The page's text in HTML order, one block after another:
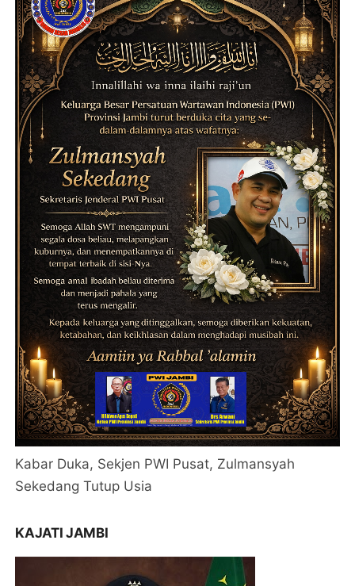
Kabar Duka, Sekjen PWI Pusat, Zulmansyah
Sekedang Tutup Usia
KAJATI JAMBI